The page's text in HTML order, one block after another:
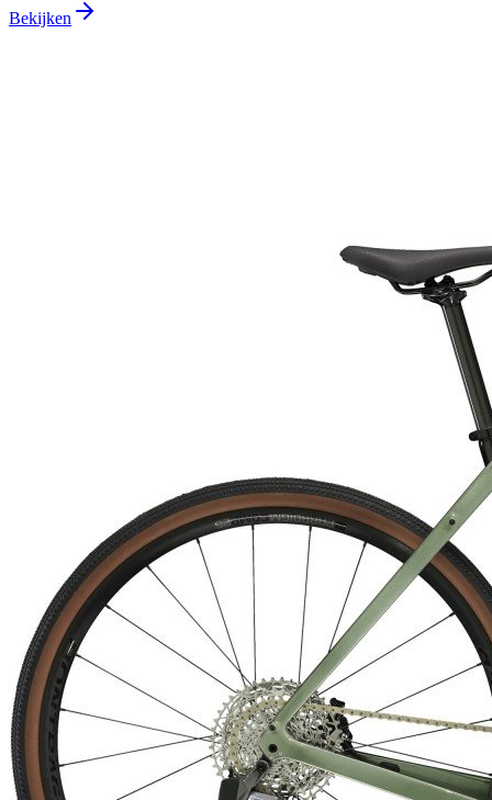
Bekijken